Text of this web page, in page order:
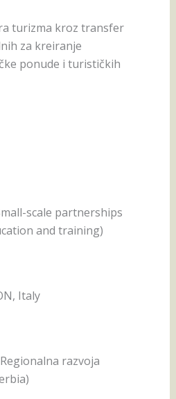
turizma kroz transfer
za kreiranje
ponude i turističkih
scale partnerships
and training)
Italy
razvoja